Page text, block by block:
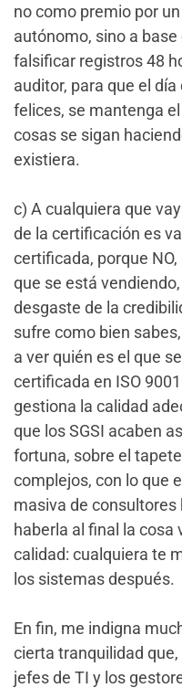
no como premio por
autónomo, sino a
falsificar registros 48
auditor, para que el
felices, se mantenga
cosas se sigan
existiera.
c) A cualquiera que
de la certificación es
certificada, porque NO,
que se está
desgaste de la
sufre como bien
a ver quién es el que
certificada en ISO
gestiona la calidad
que los SGSI acaben
fortuna, sobre el
complejos, con lo que
masiva de consultores
haberla al final la cosa
calidad: cualquiera te
los sistemas después.
En fin, me indigna
cierta tranquilidad
jefes de TI y los